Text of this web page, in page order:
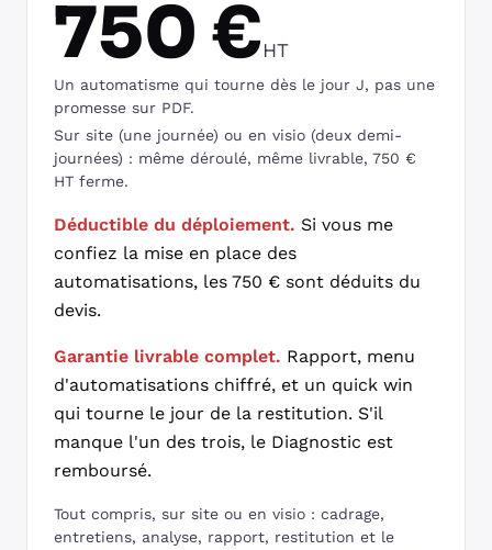
750 €HT
Un automatisme qui tourne dès le jour J, pas une
promesse sur PDF.
Sur site (une journée) ou en visio (deux demi-
journées) : même déroulé, même livrable, 750 €
HT ferme.
Déductible du déploiement. Si vous me
confiez la mise en place des
automatisations, les 750 € sont déduits du
devis.
Garantie livrable complet. Rapport, menu
d'automatisations chiffré, et un quick win
qui tourne le jour de la restitution. S'il
manque l'un des trois, le Diagnostic est
remboursé.
Tout compris, sur site ou en visio : cadrage,
entretiens, analyse, rapport, restitution et le